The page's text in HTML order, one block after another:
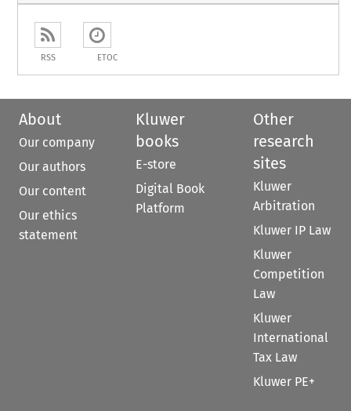
RSS ETOC
About
Our company
Our authors
Our content
Our ethics
statement
Kluwer
books
E-store
Digital Book
Platform
Other
research
sites
Kluwer
Arbitration
Kluwer IP Law
Kluwer
Competition
Law
Kluwer
International
Tax Law
Kluwer PE+